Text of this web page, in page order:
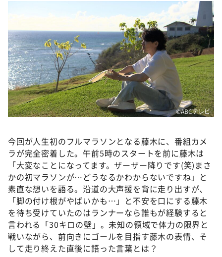
©ABCテレビ
今回が人生初のフルマラソンとなる藤木に、番組カメ
ラが完全密着した。午前5時のスタートを前に藤木は
「大変なことになってます。ザーザー降りです(笑)まさ
かの初マラソンが…どうなるかわからないですね」と
素直な想いを語る。沿道の大声援を背に走り出すが、
「脚の付け根がやばいかも…」と不安を口にする藤木
を待ち受けていたのはランナーなら誰もが経験すると
言われる「30キロの壁」。未知の領域で体力の限界と
戦いながら、前向きにゴールを目指す藤木の表情、そ
して走り終えた直後に語った言葉とは？